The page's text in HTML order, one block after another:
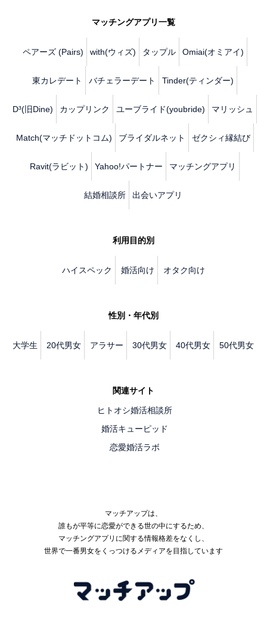
マッチングアプリ一覧
ペアーズ (Pairs) with(ウィズ) タップル Omiai(オミアイ)
東カレデート バチェラーデート Tinder(ティンダー)
D³(旧Dine) カップリンク ユーブライド(youbride) マリッシュ
Match(マッチドットコム) ブライダルネット ゼクシィ縁結び
Ravit(ラビット) Yahoo!パートナー マッチングアプリ
結婚相談所 出会いアプリ
利用目的別
ハイスペック 婚活向け オタク向け
性別・年代別
大学生 20代男女 アラサー 30代男女 40代男女 50代男女
関連サイト
ヒトオシ婚活相談所
婚活キューピッド
恋愛婚活ラボ
マッチアップは、
誰もが平等に恋愛ができる世の中にするため、
マッチングアプリに関する情報格差をなくし、
世界で一番男女をくっつけるメディアを目指しています